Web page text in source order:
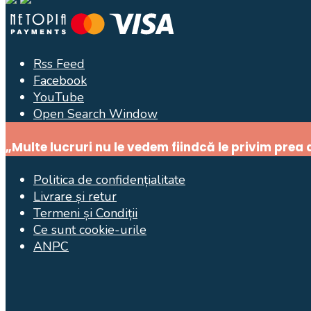
Rss Feed
Facebook
YouTube
Open Search Window
„Multe lucruri nu le vedem fiindcă le privim prea
Politica de confidențialitate
Livrare și retur
Termeni și Condiții
Ce sunt cookie-urile
ANPC